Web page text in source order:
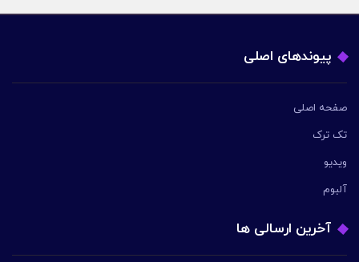
پیوندهای اصلی
صفحه اصلی
تک ترک
ویدیو
آلبوم
آخرین ارسالی ها